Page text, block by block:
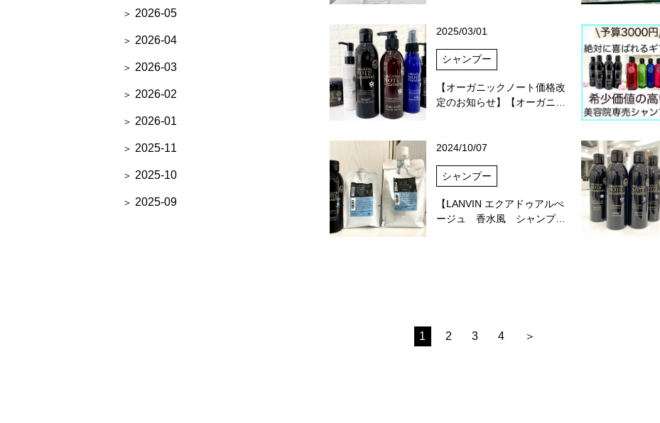
2025/03/01
シャンプー
【オーガニックノート価格改
定のお知らせ】【オーガニ…
2024/10/07
シャンプー
【LANVIN エクアドゥアルぺ
ージュ 香水風 シャンプ…
2026-05
2026-04
2026-03
2026-02
2026-01
2025-11
2025-10
2025-09
1 2 3 4 ＞